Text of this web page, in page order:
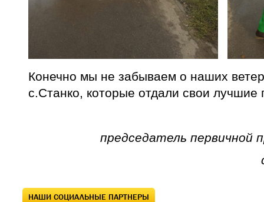
Конечно мы не забываем о наших
с.Станко, которые отдали свои лучшие
председатель первичной
НАШИ СОЦИАЛЬНЫЕ ПАРТНЕРЫ